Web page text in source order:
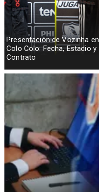
Presentación de Vozinha en
Colo Colo: Fecha, Estadio y
Contrato